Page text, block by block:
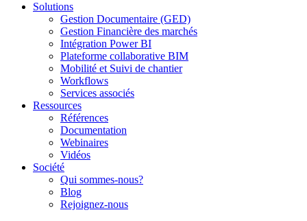
Solutions
Gestion Documentaire (GED)
Gestion Financière des marchés
Intégration Power BI
Plateforme collaborative BIM
Mobilité et Suivi de chantier
Workflows
Services associés
Ressources
Références
Documentation
Webinaires
Vidéos
Société
Qui sommes-nous?
Blog
Rejoignez-nous